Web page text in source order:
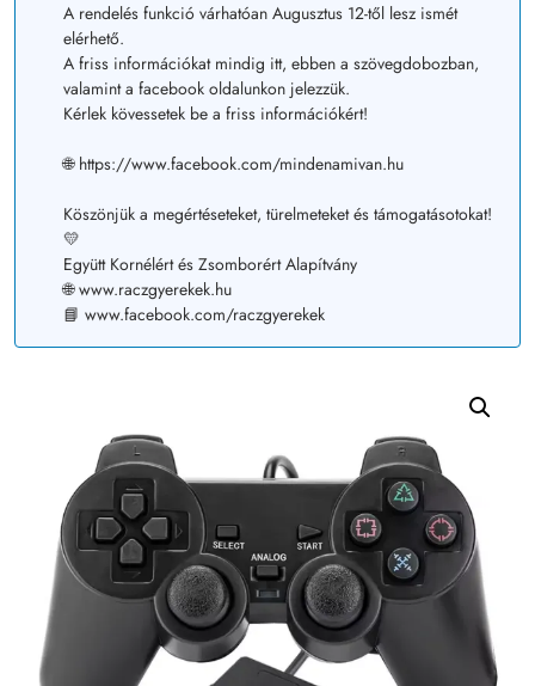
A rendelés funkció várhatóan Augusztus 12-től lesz ismét
elérhető.
A friss információkat mindig itt, ebben a szövegdobozban,
valamint a facebook oldalunkon jelezzük.
Kérlek kövessetek be a friss információkért!
🌐 https://www.facebook.com/mindenamivan.hu
Köszönjük a megértéseteket, türelmeteket és támogatásotokat!
💛
Együtt Kornélért és Zsomborért Alapítvány
🌐 www.raczgyerekek.hu
📘 www.facebook.com/raczgyerekek